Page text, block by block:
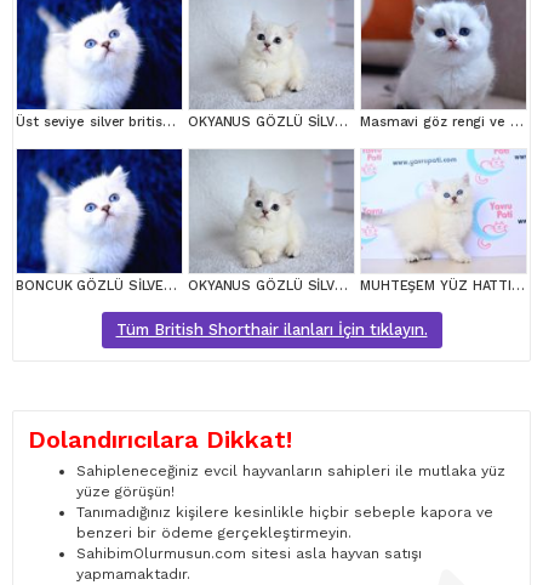
Üst seviye silver british shorthair yavrumuz ns1133 OKYANUS GÖZLÜ SİLVER POİNT BRİTİSH SHORTHAİR YAVRUMUZ Masmavi göz rengi ve Bem beyaz tüyleri ile Silver British Shortair
BONCUK GÖZLÜ SİLVER BRİTİSH SHORTHAİR NS1133 OKYANUS GÖZLÜ SİLVER POİNT BRİTİSH SHORTHAİR YAVRUMUZ erkek MUHTEŞEM YÜZ HATTI SİLVER BRİTİSH SHORTHAİR NS1133
Tüm British Shorthair ilanları İçin tıklayın.
Dolandırıcılara Dikkat!
Sahipleneceğiniz evcil hayvanların sahipleri ile mutlaka yüz
yüze görüşün!
Tanımadığınız kişilere kesinlikle hiçbir sebeple kapora ve
benzeri bir ödeme gerçekleştirmeyin.
SahibimOlurmusun.com sitesi asla hayvan satışı
yapmamaktadır.